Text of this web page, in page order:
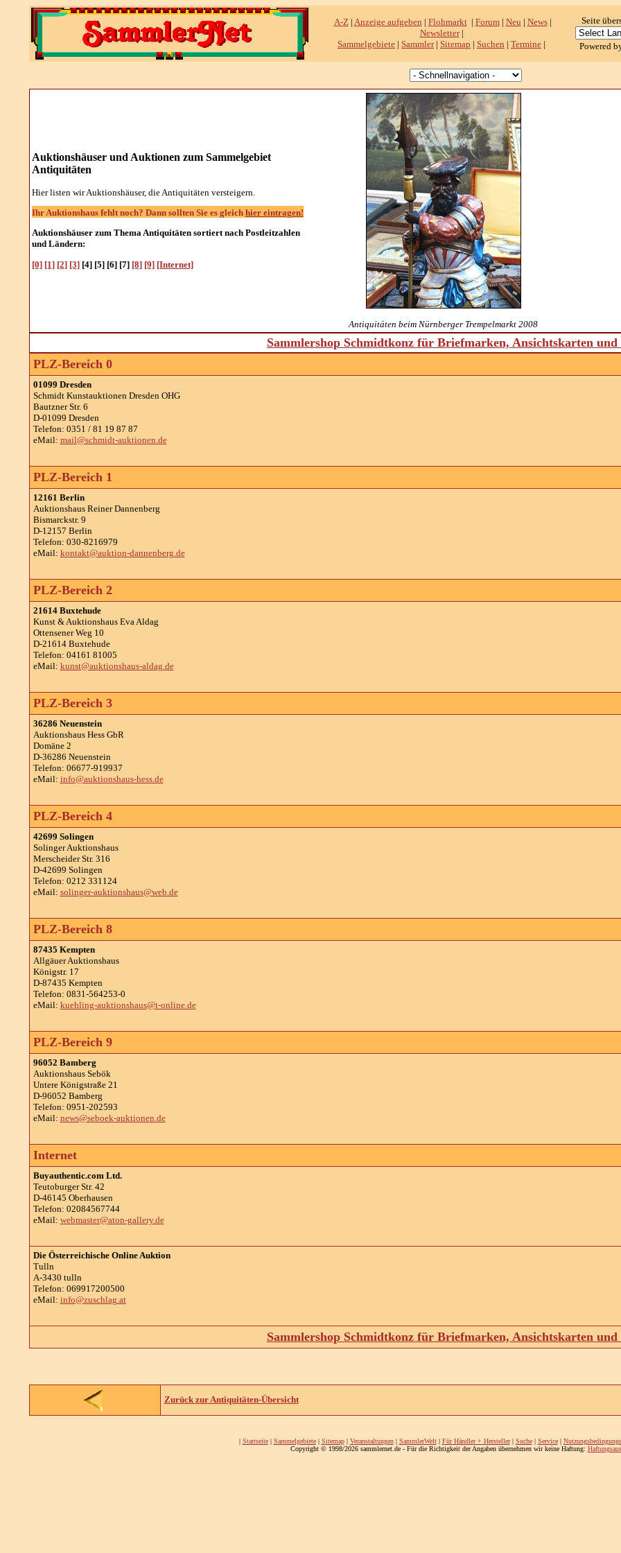
A-Z| Anzeige aufgeben | Flohmarkt| Forum| Neu | News|
Newsletter|
Sammelgebiete | Sammler| Sitemap | Suchen | Termine |
Seite
Powered
Auktionshäuser und Auktionen zum Sammelgebiet
Antiquitäten
Hier listen wir Auktionshäuser, die Antiquitäten versteigern.
Ihr Auktionshaus fehlt noch? Dann sollten Sie es gleich hier eintragen!
Auktionshäuser zum Thema Antiquitäten sortiert nach Postleitzahlen
und Ländern:
[0] [1] [2] [3][4] [5] [6] [7] [8] [9] [Internet]
Antiquitäten beim Nürnberger Trempelmarkt 2008
Sammlershop Schmidtkonz für Briefmarken, Ansichtskarten und
PLZ-Bereich 0
01099 Dresden
Schmidt Kunstauktionen Dresden OHG
Bautzner Str. 6
D-01099 Dresden
Telefon: 0351 / 81 19 87 87
eMail: mail@schmidt-auktionen.de
PLZ-Bereich 1
12161 Berlin
Auktionshaus Reiner Dannenberg
Bismarckstr. 9
D-12157 Berlin
Telefon: 030-8216979
eMail: kontakt@auktion-dannenberg.de
PLZ-Bereich 2
21614 Buxtehude
Kunst & Auktionshaus Eva Aldag
Ottensener Weg 10
D-21614 Buxtehude
Telefon: 04161 81005
eMail: kunst@auktionshaus-aldag.de
PLZ-Bereich 3
36286 Neuenstein
Auktionshaus Hess GbR
Domäne 2
D-36286 Neuenstein
Telefon: 06677-919937
eMail: info@auktionshaus-hess.de
PLZ-Bereich 4
42699 Solingen
Solinger Auktionshaus
Merscheider Str. 316
D-42699 Solingen
Telefon: 0212 331124
eMail: solinger-auktionshaus@web.de
PLZ-Bereich 8
87435 Kempten
Allgäuer Auktionshaus
Königstr. 17
D-87435 Kempten
Telefon: 0831-564253-0
eMail: kuehling-auktionshaus@t-online.de
PLZ-Bereich 9
96052 Bamberg
Auktionshaus Sebök
Untere Königstraße 21
D-96052 Bamberg
Telefon: 0951-202593
eMail: news@seboek-auktionen.de
Internet
Buyauthentic.com Ltd.
Teutoburger Str. 42
D-46145 Oberhausen
Telefon: 02084567744
eMail: webmaster@aton-gallery.de
Die Österreichische Online Auktion
Tulln
A-3430 tulln
Telefon: 069917200500
eMail: info@zuschlag.at
Sammlershop Schmidtkonz für Briefmarken, Ansichtskarten und
Zurück zur Antiquitäten-Übersicht
| Startseite| Sammelgebiete| Sitemap| Veranstaltungen| SammlerWelt| Für Händler + Hersteller| Suche| Service|
Copyright © 1998/2026 sammlernet.de - Für die Richtigkeit der Angaben übernehmen wir keine Haftung: